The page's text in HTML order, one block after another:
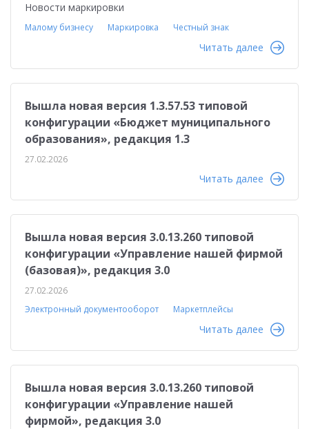
Новости маркировки
Малому бизнесу Маркировка Честный знак
Читать далее
Вышла новая версия 1.3.57.53 типовой
конфигурации «Бюджет муниципального
образования», редакция 1.3
27.02.2026
Читать далее
Вышла новая версия 3.0.13.260 типовой
конфигурации «Управление нашей фирмой
(базовая)», редакция 3.0
27.02.2026
Электронный документооборот
Маркетплейсы
Читать далее
Вышла новая версия 3.0.13.260 типовой
конфигурации «Управление нашей
фирмой», редакция 3.0